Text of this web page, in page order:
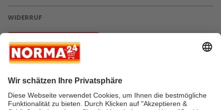
WIDERRUF
Vertrag widerrufen